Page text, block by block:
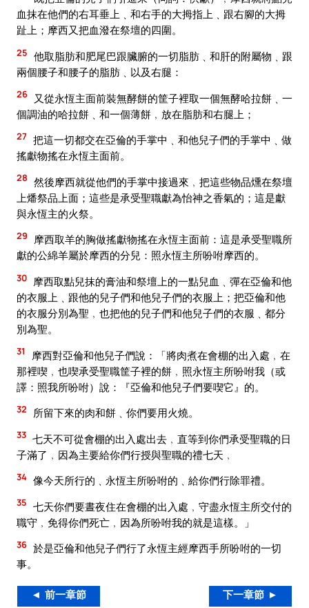
血抹在他們的右耳垂上﹑和右手的大拇指上﹑跟右腳的大拇
趾上；摩西又把血潑在祭壇的四圍。
25 他取脂肪和肥尾巴跟臟腑的一切脂肪﹑和肝的附屬物﹑跟
兩個腰子和腰子的脂肪﹑以及右腿：
26
又從永恆主面前裝無酵餅的筐子裡取一個無酵哈拉餅﹑一
個調油的哈拉餅﹑和一個薄餅﹐放在脂肪和右腿上；
27 把這一切都交在亞倫的手掌中﹑和他兒子們的手掌中﹑做
搖獻物搖在永恆主面前。
28 然後摩西就從他們的手掌中接過來﹐把這些物品燻在祭壇
上燔祭品上面；這些是承受聖職獻為怡神之香氣的；這是獻
與永恆主的火祭。
29
摩西取羊的胸做搖獻物搖在永恆主面前：這是承受聖職所
獻的公綿羊屬於摩西的分兒：照永恆主所吩咐摩西的。
30 摩西取點兒抹的膏油和祭壇上的一點兒血﹑彈在亞倫和他
的衣服上﹑跟他的兒子們和他兒子們的衣服上；把亞倫和他
的衣服分別為聖﹐也把他的兒子們和他兒子們的衣服﹑都分
別為聖。
31
摩西對亞倫和他兒子們說：「將肉煮在會棚的出入處﹐在
那裡喫﹐也喫承受聖職筐子裡的餅﹐照永恆主所吩咐我（或
譯：照我所吩咐）說：『亞倫和他兒子們要喫它』的。
32 所留下來的肉和餅﹑你們要用火燒。
33 七天不可從會棚的出入處出去﹐直等到你們承受聖職的日
子滿了﹐因為主要給你們行授與聖職的禮七天﹐
34 像今天所行的﹑永恆主所吩咐的﹑給你們行除罪禮。
35 七天你們要晝夜住在會棚的出入處﹐守盡永恆主所交付的
職守﹐免得你們死亡﹐因為所吩咐我的就是這樣。」
36 於是亞倫和他兒子們行了永恆主經摩西手所吩咐的一切
事。
◄ 前一章節 下一章節 ►